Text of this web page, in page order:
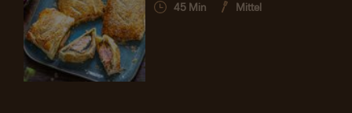
45 Min Mittel